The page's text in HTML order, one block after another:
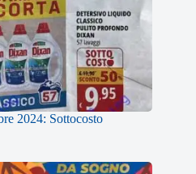
2024: Sottocosto